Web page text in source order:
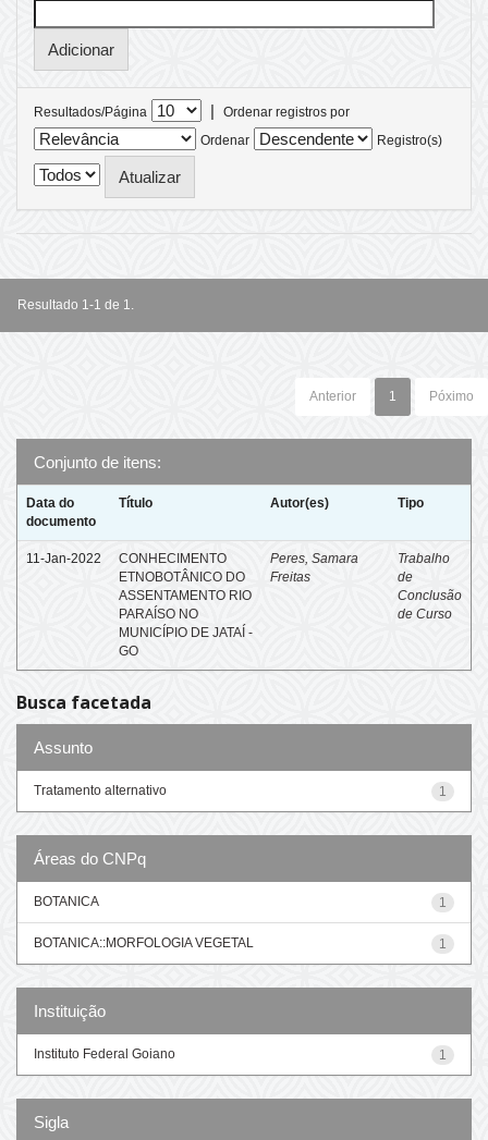
Resultados/Página |
Ordenar registros por
Ordenar
Registro(s)
Resultado 1-1 de 1.
Anterior 1 Póximo
Conjunto de itens:
Data do
documento
Título Autor(es) Tipo
11-Jan-2022
CONHECIMENTO
ETNOBOTÂNICO DO
ASSENTAMENTO RIO
PARAÍSO NO
MUNICÍPIO DE JATAÍ -
GO
Peres, Samara
Freitas
Trabalho
de
Conclusão
de Curso
Busca facetada
Assunto
1
Tratamento alternativo
Áreas do CNPq
1
BOTANICA
1
BOTANICA::MORFOLOGIA VEGETAL
Instituição
1
Instituto Federal Goiano
Sigla